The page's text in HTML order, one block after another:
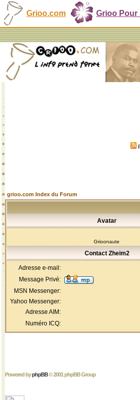
Grioo.com Grioo Pour
grioo.com Index du Forum
Avatar
Grioonaute
Contact Zheim2
Adresse e-mail:
Message Privé:
MSN Messenger:
Yahoo Messenger:
Adresse AIM:
Numéro ICQ:
Powered byphpBB© 2001 phpBB Group